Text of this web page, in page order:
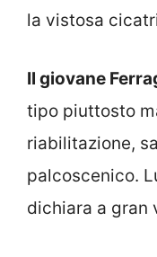
la vistosa
Il giovane
tipo piuttosto
riabilitazione,
palcoscenico.
dichiara a gran